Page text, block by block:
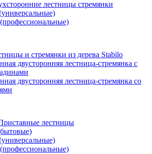
лестницы стремянки
и стремянки из дерева Stabilo
двусторонняя лестница-стремянка с
двусторонняя лестница-стремянка со
лестницы